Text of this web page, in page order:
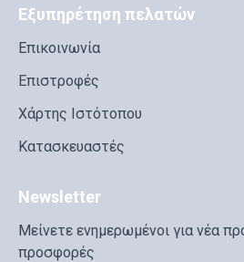
Εξυπηρέτηση πελατών
Επικοινωνία
Επιστροφές
Χάρτης Ιστότοπου
Κατασκευαστές
Newsletter
Μείνετε ενημερωμένοι για νέα
προσφορές